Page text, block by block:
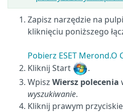
Zapisz narzędzie na
kliknięciu poniższego
Pobierz ESET Merond.O
Kliknij Start
.
Wpisz Wiersz polecenia
wyszukiwanie.
Kliknij prawym